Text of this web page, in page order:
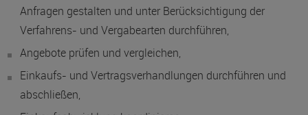
Anfragen gestalten und unter Berücksichtigung der
Verfahrens- und Vergabearten durchführen,
Angebote prüfen und vergleichen,
Einkaufs- und Vertragsverhandlungen durchführen und
abschließen,